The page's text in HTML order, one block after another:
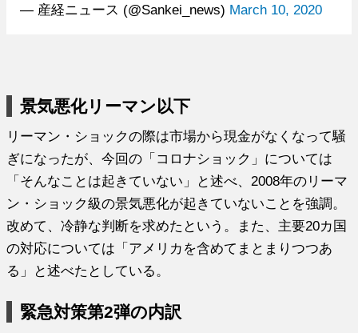
— 産経ニュース (@Sankei_news) March 10, 2020
景気悪化リーマン以下
リーマン・ショックの際は市場から現金がなくなって騒
ぎになったが、今回の「コロナショック」については
「そんなことは起きていない」と述べ、2008年のリーマ
ン・ショック級の景気悪化が起きていないことを強調。
改めて、冷静な判断を求めたという。また、主要20カ国
の対応については「アメリカを含めてまとまりつつあ
る」と述べたとしている。
緊急対策第2弾の内訳